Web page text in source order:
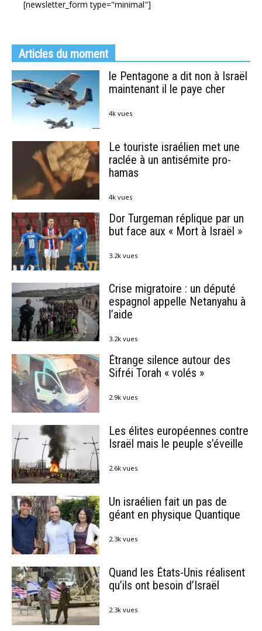
[newsletter_form type="minimal"]
Articles du moment
le Pentagone a dit non à Israël
maintenant il le paye cher
4k vues
Le touriste israélien met une
raclée à un antisémite pro-
hamas
4k vues
Dor Turgeman réplique par un
but face aux « Mort à Israël »
3.2k vues
Crise migratoire : un député
espagnol appelle Netanyahu à
l’aide
3.2k vues
Étrange silence autour des
Sifréi Torah « volés »
2.9k vues
Les élites européennes contre
Israël mais le peuple s’éveille
2.6k vues
Un israélien fait un pas de
géant en physique Quantique
2.3k vues
Quand les États-Unis réalisent
qu’ils ont besoin d’Israël
2.3k vues